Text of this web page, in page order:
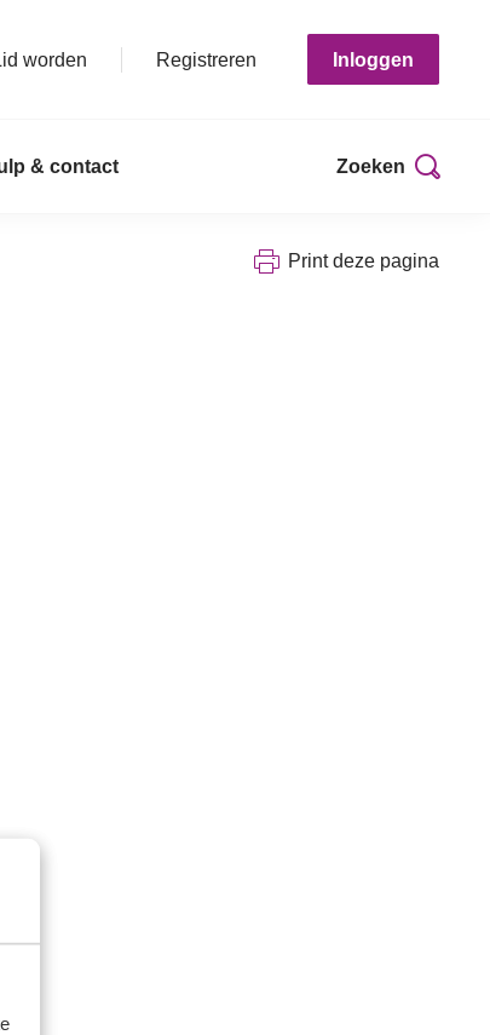
worden Registreren Inloggen
& contact Zoeken
Print deze pagina